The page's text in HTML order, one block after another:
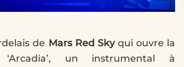
de Mars Red Skyqui ouvre la
un instrumental à